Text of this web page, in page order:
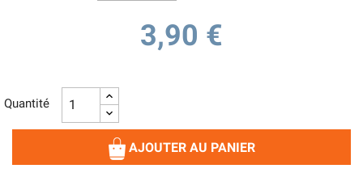
3,90 €
Quantité
AJOUTER AU PANIER